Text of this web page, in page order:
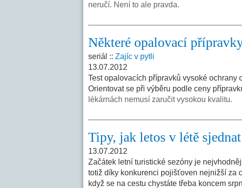
neručí. Není to ale pravda.
Některé opalovací
seriál :: Zajíc v pytli
13.07.2012
Test opalovacích přípravků vysoké ochrany
Orientovat se při výběru podle ceny
lékárnách nemusí zaručit vysokou kvalitu.
Tipy, jak letos v létě
13.07.2012
Začátek letní turistické sezóny je
totiž díky konkurenci pojišťoven nejnižší za
když se na cestu chystáte třeba koncem